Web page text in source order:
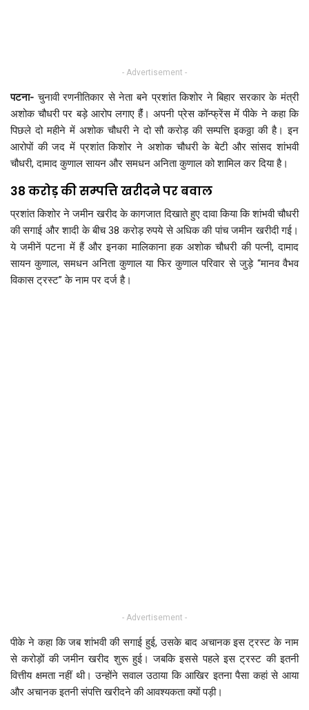
- Advertisement -
पटना-चुनावी रणनीतिकार से नेता बने प्रशांत किशोर ने बिहार सरकार के मंत्री
अशोक चौधरी पर बड़े आरोप लगाए हैंं। अपनी प्रेस कॉन्फ्रेंस में पीके ने कहा कि
पिछले दो महीने में अशोक चौधरी ने दो सौ करोड़ की सम्पत्ति इकठ्ठा की है। इन
आरोपों की जद में प्रशांत किशोर ने अशोक चौधरी के बेटी और सांसद शांभवी
चौधरी, दामाद कुणाल सायन और समधन अनिता कुणाल को शामिल कर दिया है।
38 करोड़ की सम्पत्ति खरीदने पर बवाल
प्रशांत किशोर ने जमीन खरीद के कागजात दिखाते हुए दावा किया कि शांभवी चौधरी
की सगाई और शादी के बीच 38 करोड़ रुपये से अधिक की पांच जमीन खरीदी गई।
ये जमीनें पटना में हैं और इनका मालिकाना हक अशोक चौधरी की पत्नी, दामाद
सायन कुणाल, समधन अनिता कुणाल या फिर कुणाल परिवार से जुड़े “मानव वैभव
विकास ट्रस्ट” के नाम पर दर्ज है।
- Advertisement -
पीके ने कहा कि जब शांभवी की सगाई हुई, उसके बाद अचानक इस ट्रस्ट के नाम
से करोड़ों की जमीन खरीद शुरू हुई। जबकि इससे पहले इस ट्रस्ट की इतनी
वित्तीय क्षमता नहीं थी। उन्होंने सवाल उठाया कि आखिर इतना पैसा कहां से आया
और अचानक इतनी संपत्ति खरीदने की आवश्यकता क्यों पड़ी।